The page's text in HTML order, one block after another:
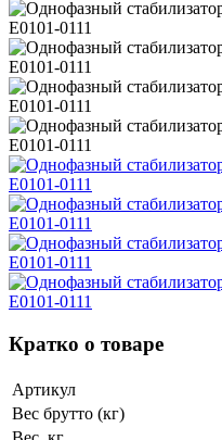
Кратко о товаре
Артикул
Вес брутто (кг)